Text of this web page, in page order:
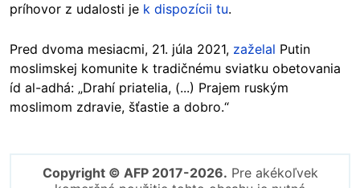
príhovor z udalosti je k dispozícii tu.
Pred dvoma mesiacmi, 21. júla 2021, zaželal Putin
moslimskej komunite k tradičnému sviatku obetovania
íd al-adhá: „Drahí priatelia, (...) Prajem ruským
moslimom zdravie, šťastie a dobro.“
Copyright © AFP 2017-2026. Pre akékoľvek